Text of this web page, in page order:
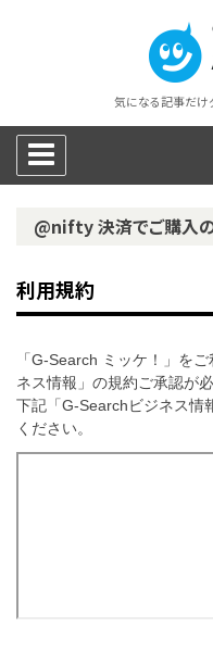
気になる記事だけ
@nifty 決済でご購入
利用規約
「G-Search ミッケ！」を
ネス情報」の規約ご承認が
下記「G-Searchビジネス情
ください。